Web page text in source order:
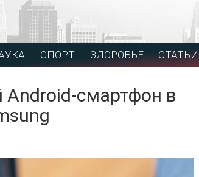
СПОРТ ЗДОРОВЬЕ СТАТЬИ
смартфон в